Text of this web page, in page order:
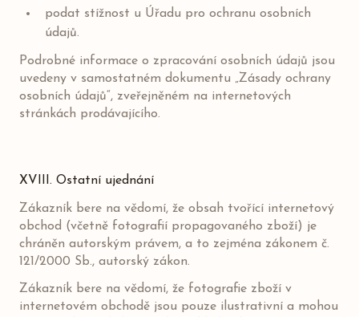
podat stížnost u Úřadu pro ochranu osobních
údajů.
Podrobné informace o zpracování osobních údajů jsou
uvedeny v samostatném dokumentu „Zásady ochrany
osobních údajů“, zveřejněném na internetových
stránkách prodávajícího.
XVIII. Ostatní ujednání
Zákazník bere na vědomí, že obsah tvořící internetový
obchod (včetně fotografií propagovaného zboží) je
chráněn autorským právem, a to zejména zákonem č.
121/2000 Sb., autorský zákon.
Zákazník bere na vědomí, že fotografie zboží v
internetovém obchodě jsou pouze ilustrativní a mohou